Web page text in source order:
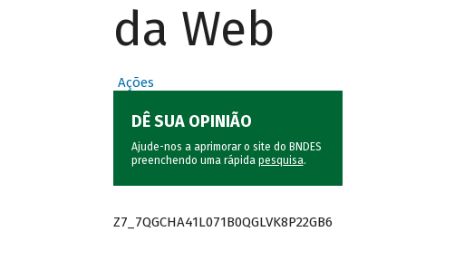
da Web
Ações
DÊ SUA OPINIÃO
Ajude-nos a aprimorar o site do BNDES
preenchendo uma rápida pesquisa.
Z7_7QGCHA41L071B0QGLVK8P22GB6